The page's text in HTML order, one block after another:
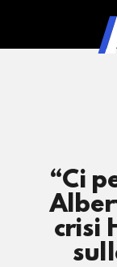
“Ci
crisi